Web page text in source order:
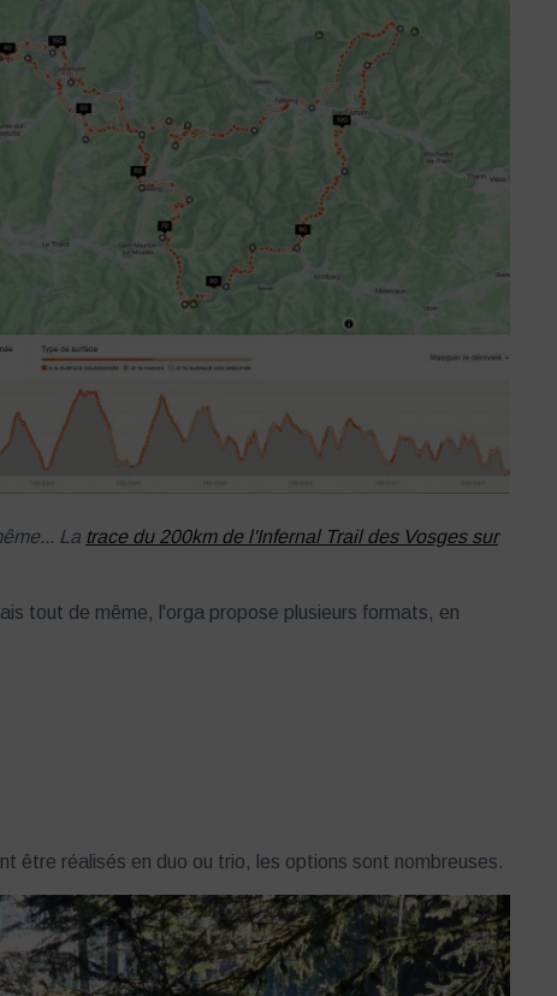
La trace du 200km de l'Infernal Trail des Vosges sur
tout de même, l'orga propose plusieurs formats, en
être réalisés en duo ou trio, les options sont nombreuses.